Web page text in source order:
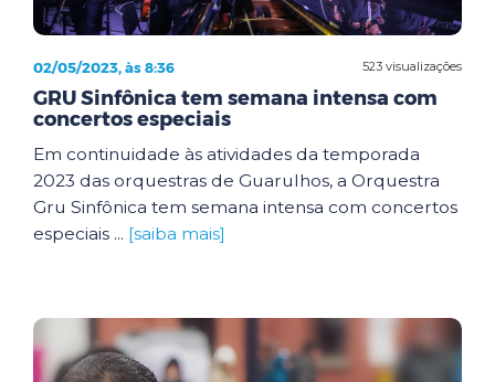
523 visualizações
02/05/2023, às 8:36
GRU Sinfônica tem semana intensa com
concertos especiais
Em continuidade às atividades da temporada
2023 das orquestras de Guarulhos, a Orquestra
Gru Sinfônica tem semana intensa com concertos
especiais ... [saiba mais]